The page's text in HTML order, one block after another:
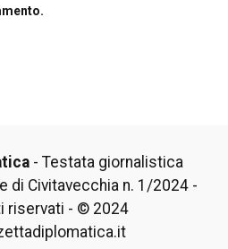
- Testata giornalistica
di Civitavecchia n. 1/2024 -
riservati - © 2024